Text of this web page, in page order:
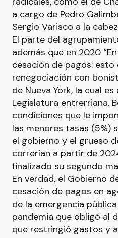
a cargo de Pedro
Sergio Varisco a la
El parte del
además que en 2020
cesación de pagos: esto
renegociación con
de Nueva York, la cual
Legislatura entrerriana.
condiciones que le
las menores tasas (5%)
el gobierno y el grueso
correrían a partir de
finalizado su segundo
En verdad, el Gobierno
cesación de pagos en
de la emergencia
pandemia que obligó al
que restringió gastos y